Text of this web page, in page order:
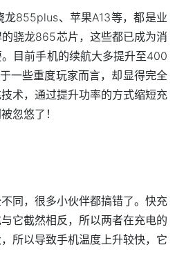
855plus、苹果A13等，都是业
骁龙865芯片，这些都已成为消
目前手机的续航大多提升至400
一些重度玩家而言，却显得完全
术，通过提升功率的方式缩短充
忽悠了！
同，很多小伙伴都搞错了。快充
它截然相反，所以两者在充电的
所以导致手机温度上升较快，它